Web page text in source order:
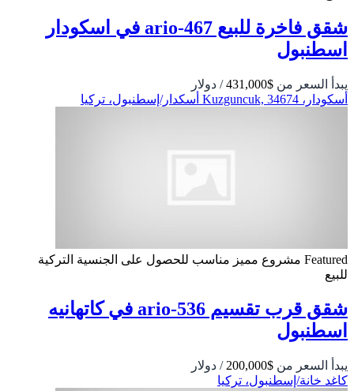
شقق فاخرة للبيع ario-467 في اسكودار
اسطنبول
يبدأ السعر من $431,000
/ دولار
أسكودار، Kuzguncuk, 34674 أسكدار/إسطنبول، تركيا
Featured مشروع مميز مناسب للحصول على الجنسية التركية
للبيع
شقق قرب تقسيم 536-ario في كاتهانيه
اسطنبول
يبدأ السعر من $200,000
/ دولار
كاغد خانة/إسطنبول، تركيا